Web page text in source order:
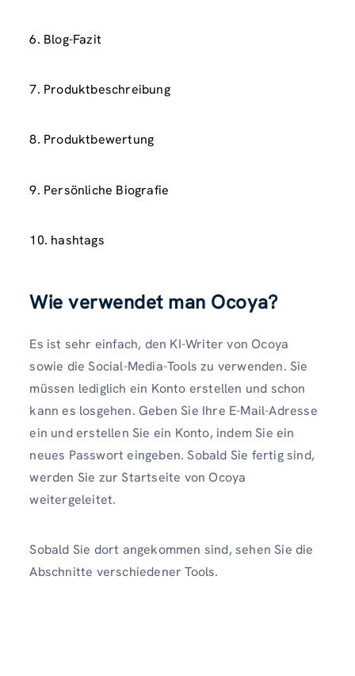
6. Blog-Fazit
7. Produktbeschreibung
8. Produktbewertung
9. Persönliche Biografie
10. hashtags
Wie verwendet man Ocoya?
Es ist sehr einfach, den KI-Writer von Ocoya
sowie die Social-Media-Tools zu verwenden. Sie
müssen lediglich ein Konto erstellen und schon
kann es losgehen. Geben Sie Ihre E-Mail-Adresse
ein und erstellen Sie ein Konto, indem Sie ein
neues Passwort eingeben. Sobald Sie fertig sind,
werden Sie zur Startseite von Ocoya
weitergeleitet.
Sobald Sie dort angekommen sind, sehen Sie die
Abschnitte verschiedener Tools.